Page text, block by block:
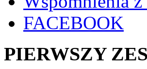
FACEBOOK
PIERWSZY